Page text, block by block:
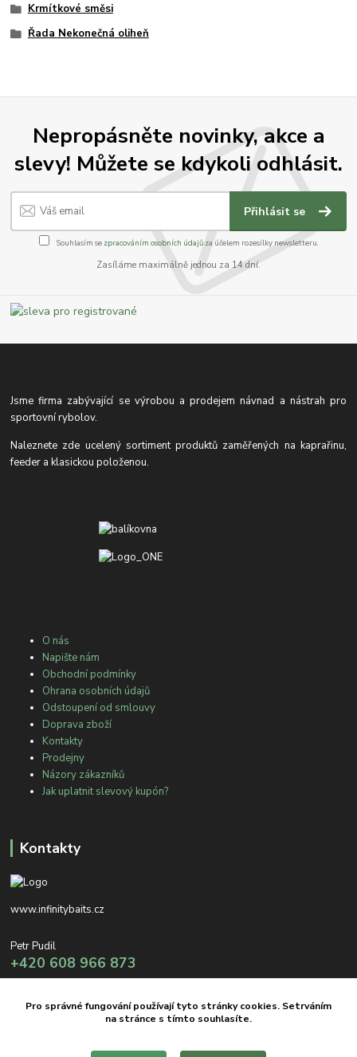
Krmítkové směsi
Řada Nekonečná oliheň
Nepropásněte novinky, akce a
slevy! Můžete se kdykoli odhlásit.
Přihlásit se
Souhlasím se zpracováním osobních údajůza účelem rozesílky newsletteru.
Zasíláme maximálně jednou za 14 dní.
Jsme firma zabývající se výrobou a prodejem návnad a nástrah pro
sportovní rybolov.
Naleznete zde ucelený sortiment produktů zaměřených na kaprařinu,
feeder a klasickou položenou.
O nás
Napište nám
Obchodní podmínky
Ohrana osobních údajů
Odstoupení od smlouvy
Doprava zboží
Kontakty
Prodejny
Názory zákazníků
Jak uplatnit slevový kupón?
Kontakty
www.infinitybaits.cz
Petr Pudil
+420 608 966 873
Pro správné fungování používají tyto stránky cookies. Setrváním
na stránce s tímto souhlasíte.